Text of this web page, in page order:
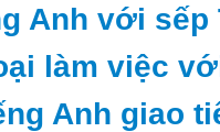
Anh với sếp
làm việc
Anh giao